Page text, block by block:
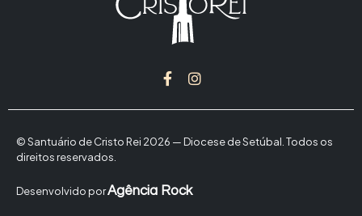
© Santuário de Cristo Rei 2026 — Diocese de Setúbal. Todos os
direitos reservados.
Desenvolvido porAgência Rock